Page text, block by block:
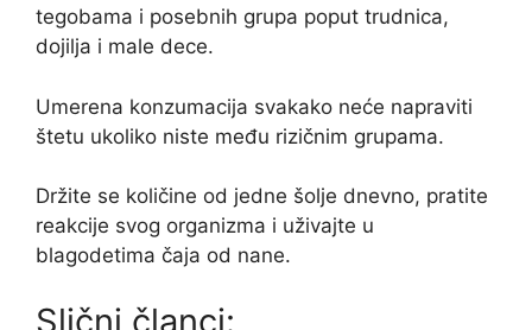
tegobama i posebnih grupa poput trudnica,
dojilja i male dece.
Umerena konzumacija svakako neće napraviti
štetu ukoliko niste među rizičnim grupama.
Držite se količine od jedne šolje dnevno, pratite
reakcije svog organizma i uživajte u
blagodetima čaja od nane.
Slični članci: